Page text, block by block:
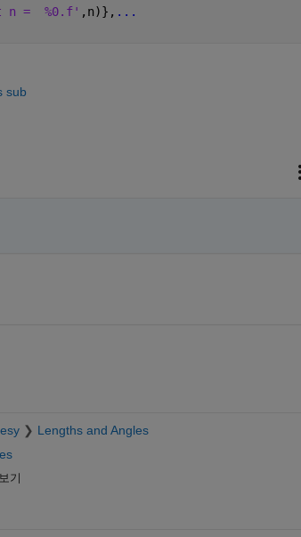
=  %0.f' ,n)}, ...
sub
Lengths and Angles
기